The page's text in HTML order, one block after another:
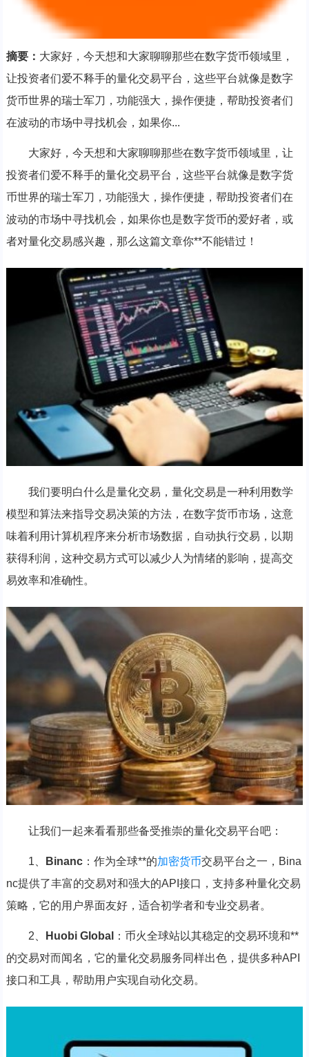
摘要： 大家好，今天想和大家聊聊那些在数字货币领域里，
让投资者们爱不释手的量化交易平台，这些平台就像是数字
货币世界的瑞士军刀，功能强大，操作便捷，帮助投资者们
在波动的市场中寻找机会，如果你...
大家好，今天想和大家聊聊那些在数字货币领域里，让
投资者们爱不释手的量化交易平台，这些平台就像是数字货
币世界的瑞士军刀，功能强大，操作便捷，帮助投资者们在
波动的市场中寻找机会，如果你也是数字货币的爱好者，或
者对量化交易感兴趣，那么这篇文章你**不能错过！
我们要明白什么是量化交易，量化交易是一种利用数学
模型和算法来指导交易决策的方法，在数字货币市场，这意
味着利用计算机程序来分析市场数据，自动执行交易，以期
获得利润，这种交易方式可以减少人为情绪的影响，提高交
易效率和准确性。
让我们一起来看看那些备受推崇的量化交易平台吧：
1、 Binanc：作为全球**的加密货币交易平台之一，Bina
nc提供了丰富的交易对和强大的API接口，支持多种量化交易
策略，它的用户界面友好，适合初学者和专业交易者。
2、 Huobi Global
：币火全球站以其稳定的交易环境和**
的交易对而闻名，它的量化交易服务同样出色，提供多种API
接口和工具，帮助用户实现自动化交易。